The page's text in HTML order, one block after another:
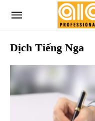
Dịch Tiếng Nga